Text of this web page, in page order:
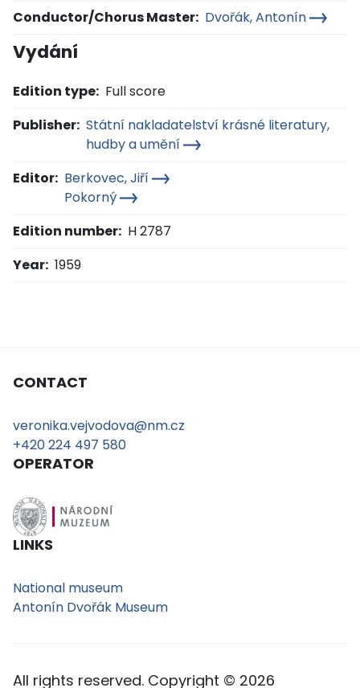
Conductor/Chorus Master: Dvořák, Antonín
Vydání
Edition type: Full score
Publisher: Státní nakladatelství krásné literatury,
hudby a umění
Editor: Berkovec, Jiří
Pokorný
Edition number: H 2787
Year: 1959
CONTACT
veronika.vejvodova@nm.cz
+420 224 497 580
OPERATOR
LINKS
National museum
Antonín Dvořák Museum
All rights reserved. Copyright © 2026